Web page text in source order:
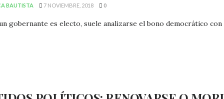
BAUTISTA 7 NOVIEMBRE, 2018 0
gobernante es electo, suele analizarse el bono democrático